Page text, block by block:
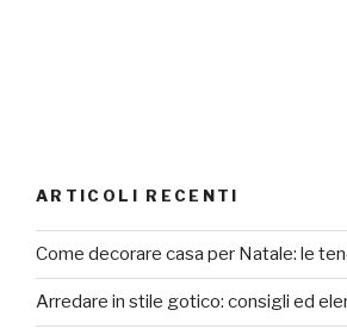
ARTICOLI RECENTI
Come decorare casa per Natale: le
Arredare in stile gotico: consigli ed